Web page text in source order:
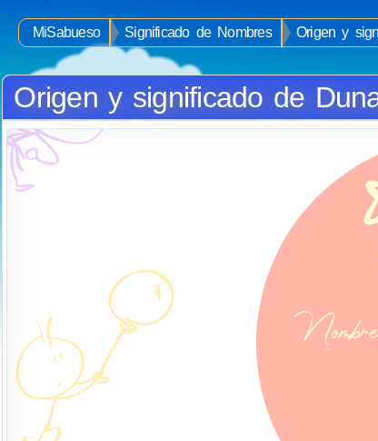
MiSabueso Significado de Nombres
Origen y
Origen y significado de